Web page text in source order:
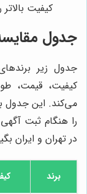
کیفیت
جدول
جدول زیر
کیفیت، قیمت،
می‌کند. این جدول
را هنگام ثبت
در تهران و ایران
برند